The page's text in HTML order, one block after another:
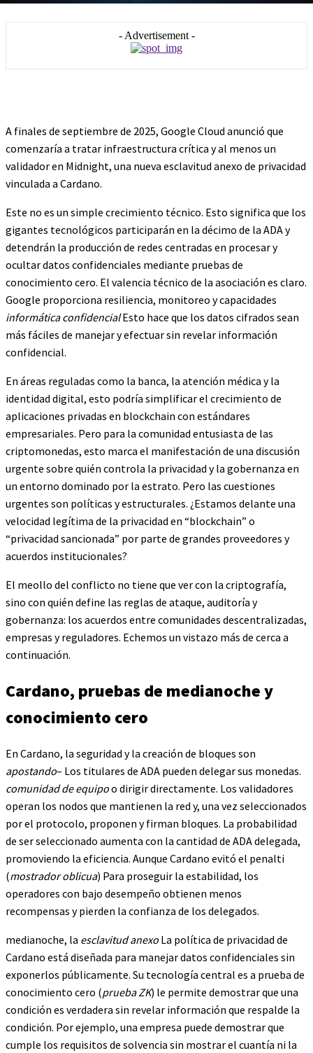
- Advertisement -
A finales de septiembre de 2025, Google Cloud anunció que
comenzaría a tratar infraestructura crítica y al menos un
validador en Midnight, una nueva esclavitud anexo de privacidad
vinculada a Cardano.
Este no es un simple crecimiento técnico. Esto significa que los
gigantes tecnológicos participarán en la décimo de la ADA y
detendrán la producción de redes centradas en procesar y
ocultar datos confidenciales mediante pruebas de
conocimiento cero. El valencia técnico de la asociación es claro.
Google proporciona resiliencia, monitoreo y capacidades
informática confidencialEsto hace que los datos cifrados sean
más fáciles de manejar y efectuar sin revelar información
confidencial.
En áreas reguladas como la banca, la atención médica y la
identidad digital, esto podría simplificar el crecimiento de
aplicaciones privadas en blockchain con estándares
empresariales. Pero para la comunidad entusiasta de las
criptomonedas, esto marca el manifestación de una discusión
urgente sobre quién controla la privacidad y la gobernanza en
un entorno dominado por la estrato. Pero las cuestiones
urgentes son políticas y estructurales. ¿Estamos delante una
velocidad legítima de la privacidad en “blockchain” o
“privacidad sancionada” por parte de grandes proveedores y
acuerdos institucionales?
El meollo del conflicto no tiene que ver con la criptografía,
sino con quién define las reglas de ataque, auditoría y
gobernanza: los acuerdos entre comunidades descentralizadas,
empresas y reguladores. Echemos un vistazo más de cerca a
continuación.
Cardano, pruebas de medianoche y
conocimiento cero
En Cardano, la seguridad y la creación de bloques son
apostando– Los titulares de ADA pueden delegar sus monedas.
comunidad de equipoo dirigir directamente. Los validadores
operan los nodos que mantienen la red y, una vez seleccionados
por el protocolo, proponen y firman bloques. La probabilidad
de ser seleccionado aumenta con la cantidad de ADA delegada,
promoviendo la eficiencia. Aunque Cardano evitó el penalti
(mostrador oblicua) Para proseguir la estabilidad, los
operadores con bajo desempeño obtienen menos
recompensas y pierden la confianza de los delegados.
medianoche, la esclavitud anexo La política de privacidad de
Cardano está diseñada para manejar datos confidenciales sin
exponerlos públicamente. Su tecnología central es a prueba de
conocimiento cero (prueba ZK) le permite demostrar que una
condición es verdadera sin revelar información que respalde la
condición. Por ejemplo, una empresa puede demostrar que
cumple los requisitos de solvencia sin mostrar el cuantía ni la